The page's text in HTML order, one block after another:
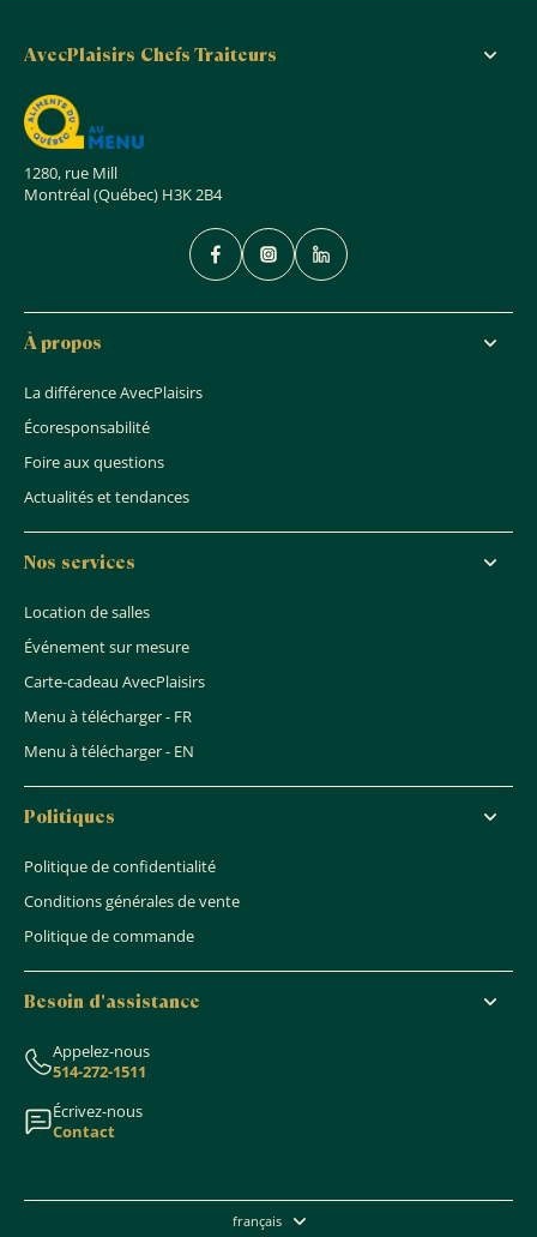
AvecPlaisirs Chefs Traiteurs
1280, rue Mill
Montréal (Québec) H3K 2B4
À propos
La différence AvecPlaisirs
Écoresponsabilité
Foire aux questions
Actualités et tendances
Nos services
Location de salles
Événement sur mesure
Carte-cadeau AvecPlaisirs
Menu à télécharger - FR
Menu à télécharger - EN
Politiques
Politique de confidentialité
Conditions générales de vente
Politique de commande
Besoin d'assistance
Appelez-nous
514-272-1511
Écrivez-nous
Contact
français